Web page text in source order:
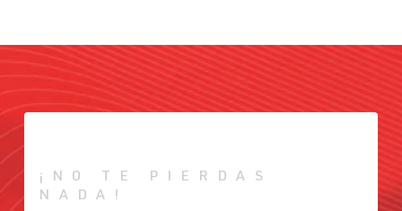
¡NO TE PIERDAS
NADA!